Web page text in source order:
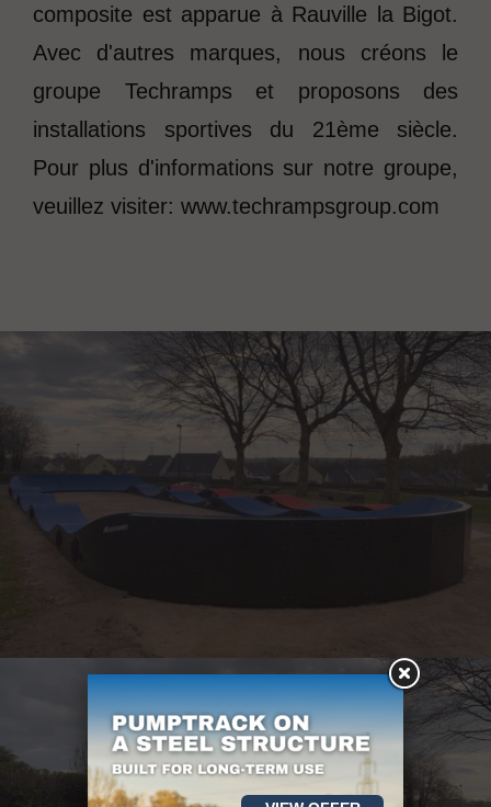
composite est apparue à Rauville la Bigot.
Avec d'autres marques, nous créons le
groupe Techramps et proposons des
installations sportives du 21ème siècle.
Pour plus d'informations sur notre groupe,
veuillez visiter: www.techrampsgroup.com